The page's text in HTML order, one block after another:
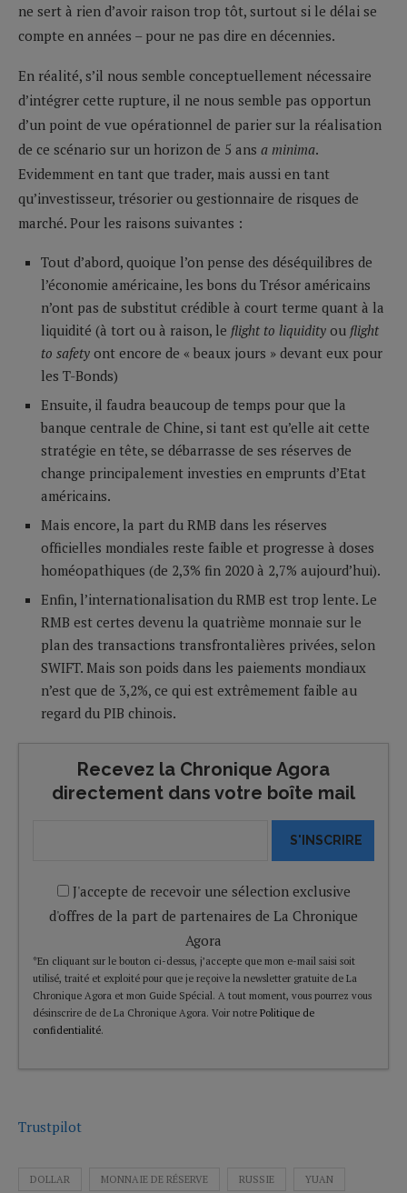
ne sert à rien d’avoir raison trop tôt, surtout si le délai se
compte en années – pour ne pas dire en décennies.
En réalité, s’il nous semble conceptuellement nécessaire
d’intégrer cette rupture, il ne nous semble pas opportun
d’un point de vue opérationnel de parier sur la réalisation
de ce scénario sur un horizon de 5 ans a minima.
Evidemment en tant que trader, mais aussi en tant
qu’investisseur, trésorier ou gestionnaire de risques de
marché. Pour les raisons suivantes :
Tout d’abord, quoique l’on pense des déséquilibres de
l’économie américaine, les bons du Trésor américains
n’ont pas de substitut crédible à court terme quant à la
liquidité (à tort ou à raison, le flight to liquidity ou flight
to safety ont encore de « beaux jours » devant eux pour
les T-Bonds)
Ensuite, il faudra beaucoup de temps pour que la
banque centrale de Chine, si tant est qu’elle ait cette
stratégie en tête, se débarrasse de ses réserves de
change principalement investies en emprunts d’Etat
américains.
Mais encore, la part du RMB dans les réserves
officielles mondiales reste faible et progresse à doses
homéopathiques (de 2,3% fin 2020 à 2,7% aujourd’hui).
Enfin, l’internationalisation du RMB est trop lente. Le
RMB est certes devenu la quatrième monnaie sur le
plan des transactions transfrontalières privées, selon
SWIFT. Mais son poids dans les paiements mondiaux
n’est que de 3,2%, ce qui est extrêmement faible au
regard du PIB chinois.
Recevez la Chronique Agora
directement dans votre boîte mail
S'INSCRIRE
J'accepte de recevoir une sélection exclusive
d'offres de la part de partenaires de La Chronique
Agora
*En cliquant sur le bouton ci-dessus, j’accepte que mon e-mail saisi soit
utilisé, traité et exploité pour que je reçoive la newsletter gratuite de La
Chronique Agora et mon Guide Spécial. A tout moment, vous pourrez vous
désinscrire de de La Chronique Agora. Voir notre Politique de
confidentialité.
Trustpilot
DOLLAR MONNAIE DE RÉSERVE RUSSIE YUAN